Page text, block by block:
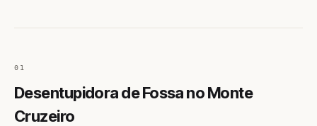
01
Desentupidora de Fossa no Monte
Cruzeiro